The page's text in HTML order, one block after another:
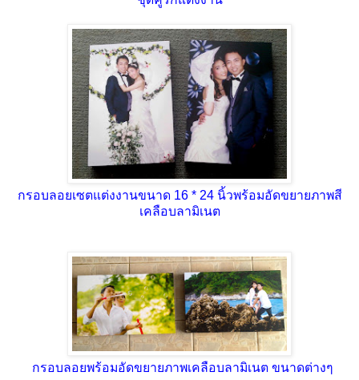
กรอบลอยเซตแต่งงานขนาด 16 * 24 นิ้วพร้อมอัดขยายภาพสี
เคลือบลามิเนต
กรอบลอยพร้อมอัดขยายภาพเคลือบลามิเนต ขนาดต่างๆ